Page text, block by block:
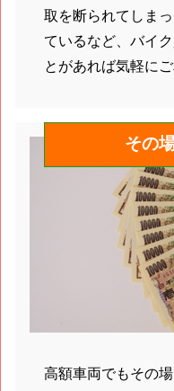
取を断られてしま
ているなど、バイ
とがあれば気軽に
その
高額車両でもその